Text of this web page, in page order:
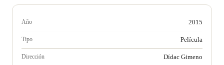
Año 2015
Tipo Película
Dirección Dídac Gimeno